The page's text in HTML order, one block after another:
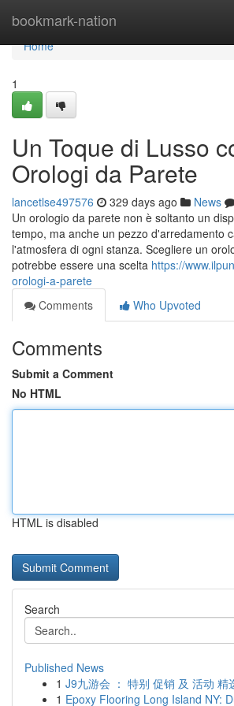
bookmark-nation
Home
Home
1
Un Toque di Lusso
Orologi da Parete
lancetlse497576 329 days ago News
Un orologio da parete non è soltanto un
tempo, ma anche un pezzo d'arredamento
l'atmosfera di ogni stanza. Scegliere un
potrebbe essere una scelta https://
orologi-a-parete
Comments
Who Upvoted
Comments
Submit a Comment
No HTML
HTML is disabled
Search
Published News
1 J9九游会 ： 特别 促销 及 活动 精
1 Epoxy Flooring Long Island NY: